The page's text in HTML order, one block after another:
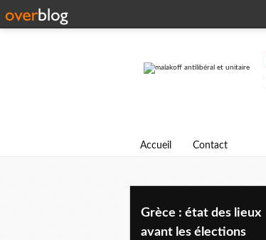
Accueil Contact
Grèce : état des lieux
avant les élections